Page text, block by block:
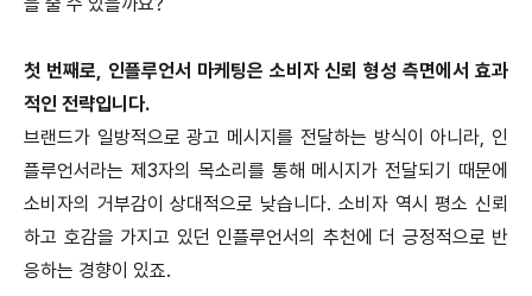
첫 번째로, 인플루언서 마케팅은 소비자 신뢰 형성 측면에서 효과
적인 전략입니다.
브랜드가 일방적으로 광고 메시지를 전달하는 방식이 아니라, 인
플루언서라는 제3자의 목소리를 통해 메시지가 전달되기 때문에
소비자의 거부감이 상대적으로 낮습니다. 소비자 역시 평소 신뢰
하고 호감을 가지고 있던 인플루언서의 추천에 더 긍정적으로 반
응하는 경향이 있죠.